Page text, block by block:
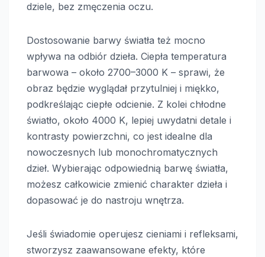
dziele, bez zmęczenia oczu.
Dostosowanie barwy światła też mocno
wpływa na odbiór dzieła. Ciepła temperatura
barwowa – około 2700–3000 K – sprawi, że
obraz będzie wyglądał przytulniej i miękko,
podkreślając ciepłe odcienie. Z kolei chłodne
światło, około 4000 K, lepiej uwydatni detale i
kontrasty powierzchni, co jest idealne dla
nowoczesnych lub monochromatycznych
dzieł. Wybierając odpowiednią barwę światła,
możesz całkowicie zmienić charakter dzieła i
dopasować je do nastroju wnętrza.
Jeśli świadomie operujesz cieniami i refleksami,
stworzysz zaawansowane efekty, które